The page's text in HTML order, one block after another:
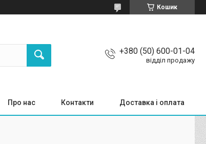
Кошик
+380 (50) 600-01-04
відділ продажу
Про нас Контакти Доставка і оплата